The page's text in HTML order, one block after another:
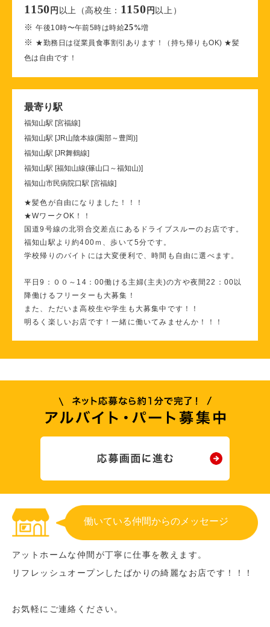
1150 円 以上（高校生： 1150 円 以上）
※午後10時〜午前5時は時給25%増
※ ★勤務日は従業員食事割引あります！（持ち帰りもOK) ★髪
色は自由です！
最寄り駅
福知山駅 [宮福線]
福知山駅 [JR山陰本線(園部～豊岡)]
福知山駅 [JR舞鶴線]
福知山駅 [福知山線(篠山口～福知山)]
福知山市民病院口駅 [宮福線]
★髪色が自由になりました！！！
★WワークOK！！
国道9号線の北羽合交差点にあるドライブスルーのお店です。
福知山駅より約400ｍ、歩いて5分です。
学校帰りのバイトには大変便利で、時間も自由に選べます。
平日9：００～14：00働ける主婦(主夫)の方や夜間22：00以
降働けるフリーターも大募集！
また、ただいま高校生や学生も大募集中です！！
明るく楽しいお店です！一緒に働いてみませんか！！！
働いている仲間からのメッセージ
アットホームな仲間が丁寧に仕事を教えます。
リフレッシュオープンしたばかりの綺麗なお店です！！！
お気軽にご連絡ください。